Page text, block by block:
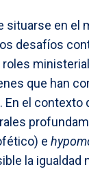
situarse en
desafíos
que han
el
e
la